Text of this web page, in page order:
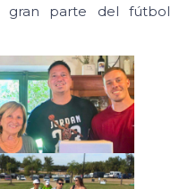
gran parte del fútbol